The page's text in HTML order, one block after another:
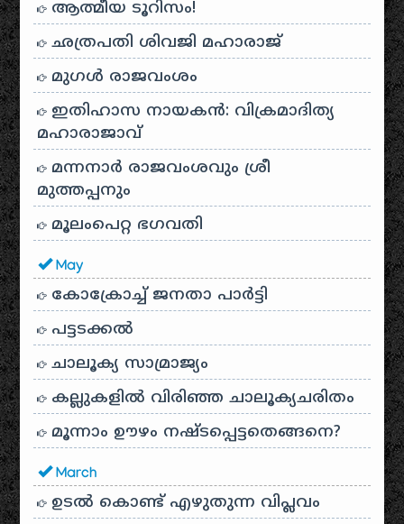
ആത്മീയ ടൂറിസം!
ഛത്രപതി ശിവജി മഹാരാജ്
മുഗൾ രാജവംശം
ഇതിഹാസ നായകൻ: വിക്രമാദിത്യ
മഹാരാജാവ്
മന്നനാർ രാജവംശവും ശ്രീ
മുത്തപ്പനും
മൂലംപെറ്റ ഭഗവതി
May
കോക്രോച്ച് ജനതാ പാർട്ടി
പട്ടടക്കൽ
ചാലൂക്യ സാമ്രാജ്യം
കല്ലുകളിൽ വിരിഞ്ഞ ചാലൂക്യചരിതം
മൂന്നാം ഊഴം നഷ്ടപ്പെട്ടതെങ്ങനെ?
March
ഉടൽ കൊണ്ട് എഴുതുന്ന വിപ്ലവം